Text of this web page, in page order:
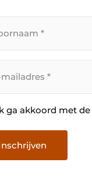
ga akkoord met de